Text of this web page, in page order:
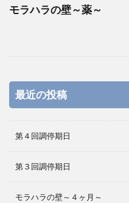
モラハラの壁～薬～
最近の投稿
第４回調停期日
第３回調停期日
モラハラの壁～４ヶ月～